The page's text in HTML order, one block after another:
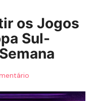
os Jogos
Sul-